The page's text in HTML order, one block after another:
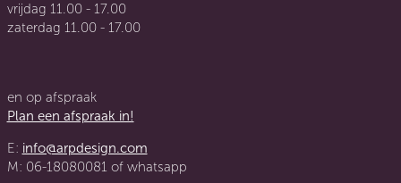
vrijdag 11.00 - 17.00
zaterdag 11.00 - 17.00
en op afspraak
Plan een afspraak in!
E: info@arpdesign.com
M: 06-18080081 of whatsapp